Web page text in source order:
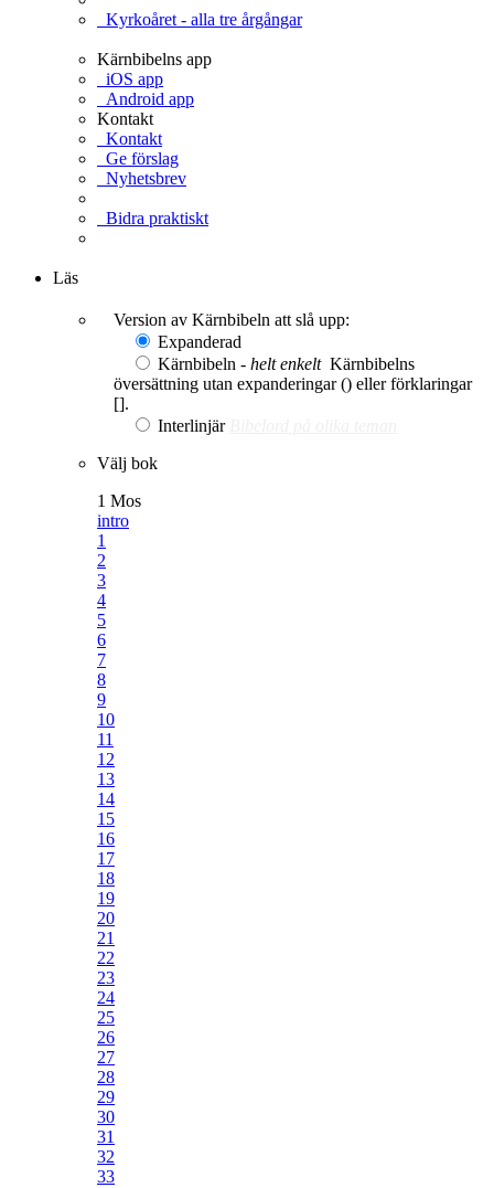
Kyrkoåret - alla tre årgångar
Kärnbibelns app
iOS app
Android app
Kontakt
Kontakt
Ge förslag
Nyhetsbrev
Bidra praktiskt
Läs
Version av Kärnbibeln att slå upp:
Expanderad
Kärnbibeln - helt enkelt Kärnbibelns
översättning utan expanderingar () eller förklaringar
[].
Interlinjär
Välj bok
1 Mos
intro
1
2
3
4
5
6
7
8
9
10
11
12
13
14
15
16
17
18
19
20
21
22
23
24
25
26
27
28
29
30
31
32
33